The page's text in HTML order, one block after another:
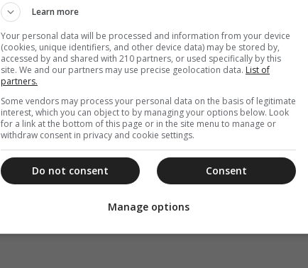
Learn more
Your personal data will be processed and information from your device
(cookies, unique identifiers, and other device data) may be stored by,
accessed by and shared with 210 partners, or used specifically by this
site. We and our partners may use precise geolocation data. List of
partners.
Some vendors may process your personal data on the basis of legitimate
interest, which you can object to by managing your options below. Look
for a link at the bottom of this page or in the site menu to manage or
withdraw consent in privacy and cookie settings.
Consent
Do not consent
Manage options